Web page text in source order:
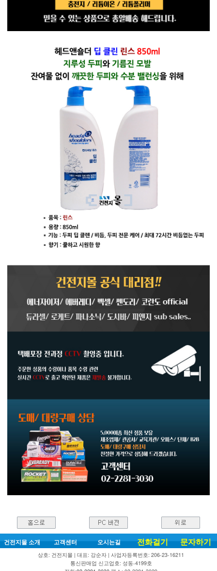
건전지몰 소개 고객센터 오시는길 전화걸기 문자하기
상호: 건전지몰 | 대표: 강순자 | 사업자등록번호: 206-23-16211
통신판매업 신고업호: 성동-4199호